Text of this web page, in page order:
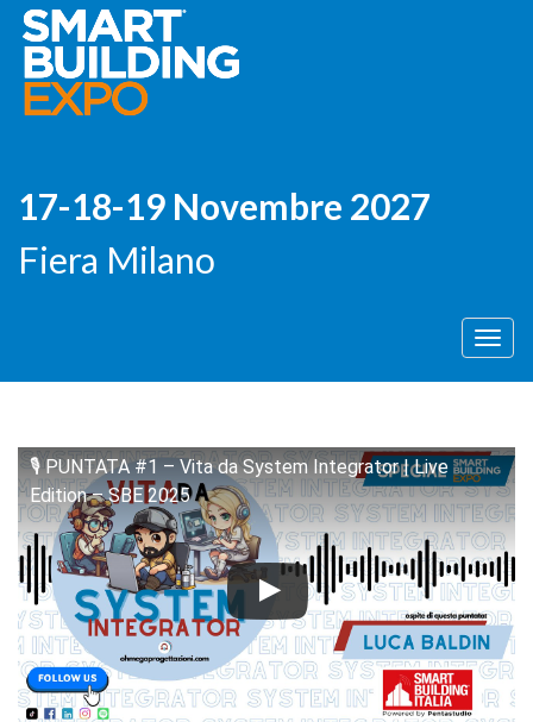
17-18-19 Novembre 2027
Fiera Milano
Menù
🎙️ PUNTATA #1 – Vita da System Integrator | Live
Edition – SBE 2025